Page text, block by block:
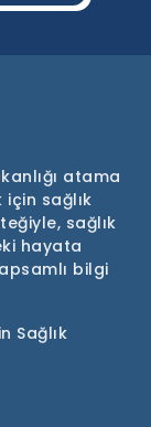
atama
sağlık
sağlık
hayata
bilgi
Sağlık